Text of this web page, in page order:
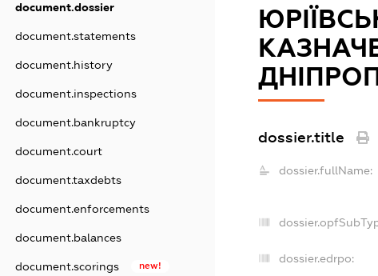
document.dossier
document.statements
document.history
document.inspections
document.bankruptcy
document.court
document.taxdebts
document.enforcements
document.balances
document.scorings new!
dossier.title
dossier.fullName:
dossier.edrpo: